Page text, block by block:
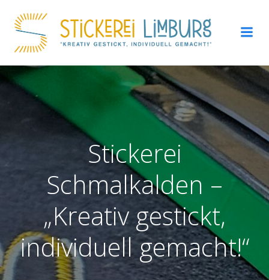
Inhalt
springen
Stickerei
Schmalkalden –
„Kreativ gestickt,
individuell gemacht!“